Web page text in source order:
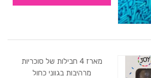
מארז 4 חבילות של סוכריות
מרהיבות בגווני כחול